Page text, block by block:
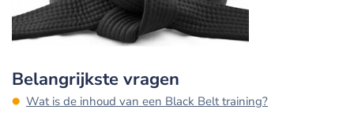
Belangrijkste vragen
Wat is de inhoud van een Black Belt training?